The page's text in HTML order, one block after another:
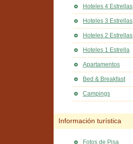
Hoteles 4 Estrellas
Hoteles 3 Estrellas
Hoteles 2 Estrellas
Hoteles 1 Estrella
Apartamentos
Bed & Breakfast
Campings
Información turística
Fotos de Pisa